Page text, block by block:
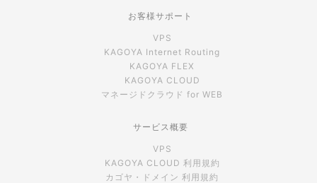
お客様サポート
VPS
KAGOYA Internet Routing
KAGOYA FLEX
KAGOYA CLOUD
マネージドクラウド for WEB
サービス概要
VPS
KAGOYA CLOUD 利用規約
カゴヤ・ドメイン 利用規約